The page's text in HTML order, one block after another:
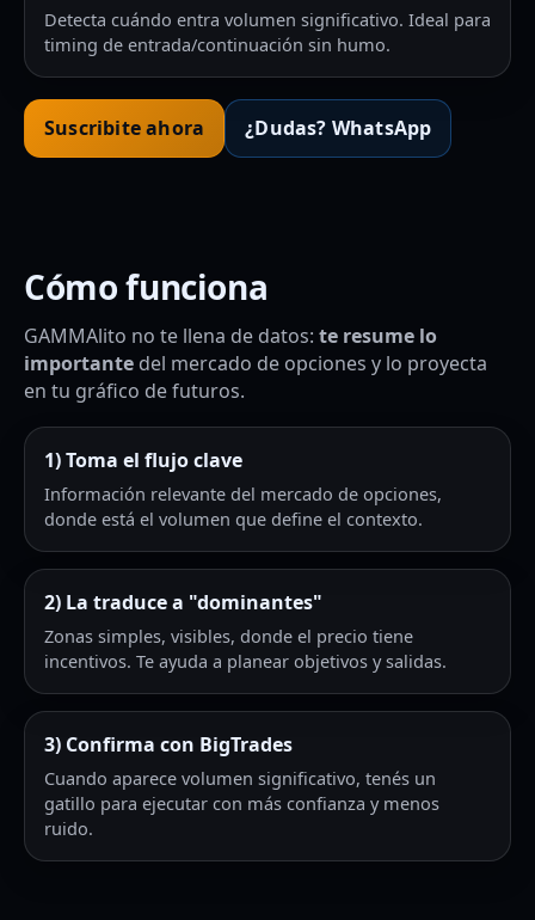
Detecta cuándo entra volumen significativo. Ideal para
timing de entrada/continuación sin humo.
Suscribite ahora ¿Dudas? WhatsApp
Cómo funciona
GAMMAlito no te llena de datos: te resume lo
importante del mercado de opciones y lo proyecta
en tu gráfico de futuros.
1) Toma el flujo clave
Información relevante del mercado de opciones,
donde está el volumen que define el contexto.
2) La traduce a "dominantes"
Zonas simples, visibles, donde el precio tiene
incentivos. Te ayuda a planear objetivos y salidas.
3) Confirma con BigTrades
Cuando aparece volumen significativo, tenés un
gatillo para ejecutar con más confianza y menos
ruido.